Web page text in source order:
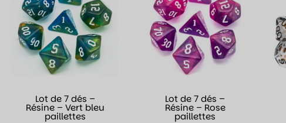
Lot de 7 dés –
Résine – Vert bleu
paillettes
Lot de 7 dés –
Résine – Rose
paillettes